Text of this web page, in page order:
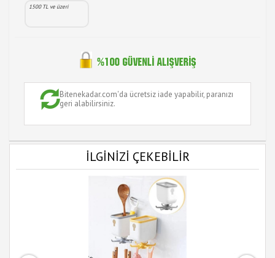
1500 TL ve üzeri
Bitenekadar.com'da ücretsiz iade yapabilir, paranızı
geri alabilirsiniz.
İLGİNİZİ ÇEKEBİLİR